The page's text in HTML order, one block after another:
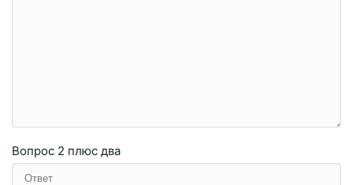
Вопрос 2 плюc двa